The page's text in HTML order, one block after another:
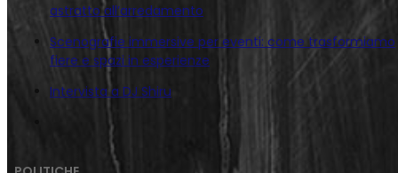
astratto all’arredamento
Scenografie immersive per eventi: come trasformiamo
fiere e spazi in esperienze
Intervista a DJ Shiru